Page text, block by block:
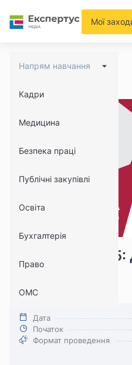
Мої
Напрям навчання
Кадри
Медицина
Безпека праці
Публічні закупівлі
Освіта
Бухгалтерія
Право
ОМС
Перевірки
16248 1860
Кадри
Дата
Початок
Формат проведення